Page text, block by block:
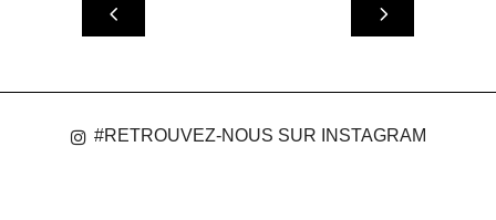
#RETROUVEZ-NOUS SUR INSTAGRAM